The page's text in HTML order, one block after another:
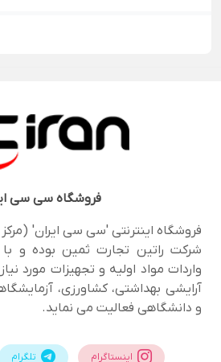
فروشگاهسی سی
فروشگاه اینترنتی 'سی سی ایران'
شرکت راتین تجارت ثمین بوده و
واردات مواد اولیه و تجهیزات مورد
آرایشی بهداشتی، کشاورزی،
و دانشگاهی فعالیت می نماید.
اینستاگرام تلگرام